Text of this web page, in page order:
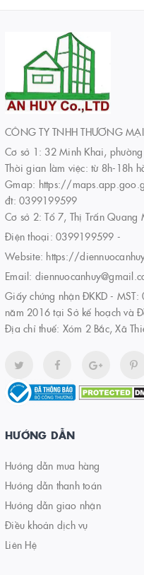
CÔNG TY TNHH THƯƠNG
Cơ sở 1: 32 Minh Khai,
Thời gian làm việc: từ 8h-18h
Gmap: https://
đt: 0399199599
Cơ sở 2: Tổ 7, Thị Trấn Quang
Điện thoại: 0399199599 -
Website: https://
Email:
Giấy chứng nhận ĐKKD -
năm 2016 tại Sở kế hoạch và
Địa chỉ thuế: Xóm 2 Bắc, Xã
HƯỚNG DẪN
Hướng dẫn mua hàng
Hướng dẫn thanh toán
Hướng dẫn giao nhận
Điều khoản dịch vụ
Liên Hệ